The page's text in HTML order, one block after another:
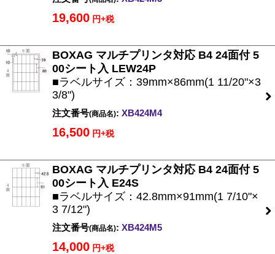
19,600 円+税
BOXAG マルチプリンタ対応 B4 24面付 5
00シート入 LEW24P
■ラベルサイズ：39mm×86mm(1 11/20"×3
3/8")
注文番号(商品名): XB424M4
16,500 円+税
BOXAG マルチプリンタ対応 B4 24面付 5
00シート入 E24S
■ラベルサイズ：42.8mm×91mm(1 7/10"×
3 7/12")
注文番号(商品名): XB424M5
14,000 円+税